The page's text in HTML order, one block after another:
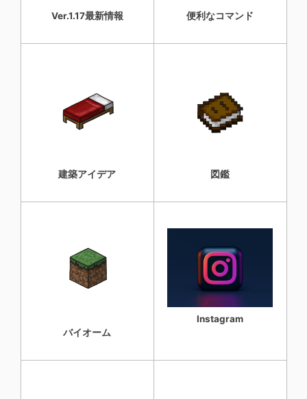
Ver.1.17最新情報 便利なコマンド
建築アイデア 図鑑
バイオーム
Instagram